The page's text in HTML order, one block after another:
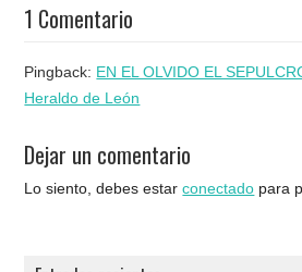
1 Comentario
Pingback: EN EL OLVIDO EL
Heraldo de León
Dejar un comentario
Lo siento, debes estarconectado para